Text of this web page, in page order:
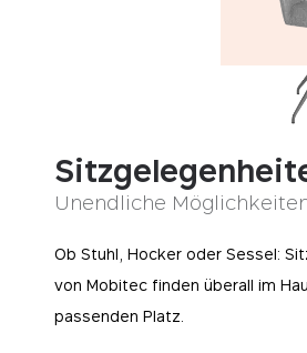
Unendliche
Ob Stuhl, Hocker oder Sessel:
von Mobitec finden überall im
passenden Platz.